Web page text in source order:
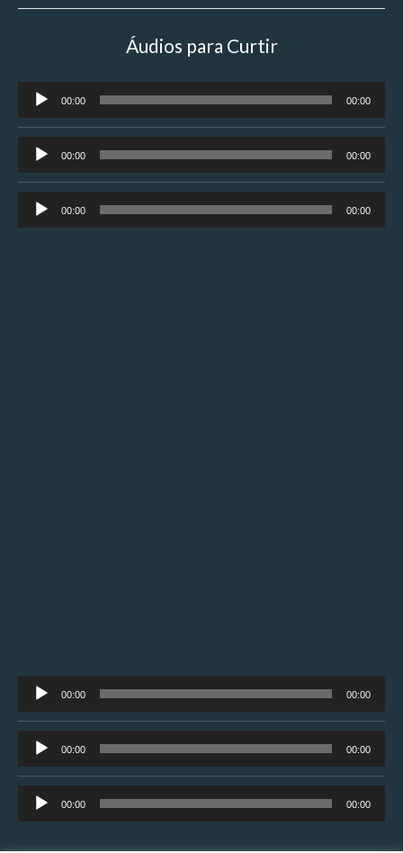
Áudios para Curtir
Tocador
de
áudio
00:00 00:00
Tocador
de
áudio
00:00 00:00
Tocador
de
00:00 00:00
Tocador
de
áudio
00:00 00:00
Tocador
de
áudio
00:00 00:00
Tocador
de
00:00 00:00